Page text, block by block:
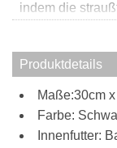
indem die
werden.
Stauraum ist
Schultergurts
zu einer
Produktdetails
Maße:30cm
Farbe:
Innenfutter: